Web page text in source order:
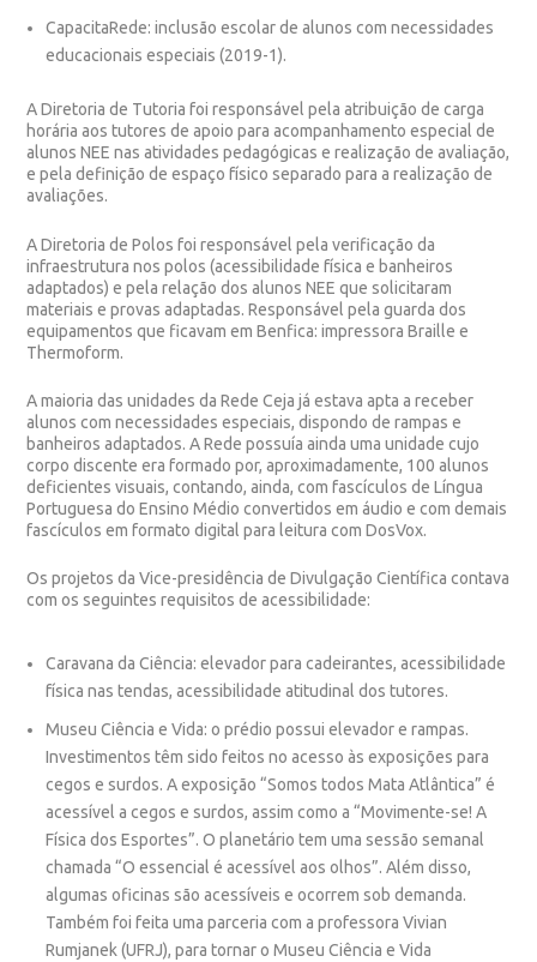
CapacitaRede: inclusão escolar de alunos com necessidades
educacionais especiais (2019-1).
ADiretoria de Tutoria foi responsável pela atribuição de carga
horária aos tutores de apoio para acompanhamento especial de
alunos NEE nas atividades pedagógicas e realização de avaliação,
e pela definição de espaço físico separado para a realização de
avaliações.
ADiretoria de Polos foi responsável pela verificação da
infraestrutura nos polos (acessibilidade física e banheiros
adaptados) e pela relação dos alunos NEE que solicitaram
materiais e provas adaptadas. Responsável pela guarda dos
equipamentos que ficavam em Benfica: impressora Braille e
Thermoform.
A maioria das unidades daRede Ceja já estava apta a receber
alunos com necessidades especiais, dispondo de rampas e
banheiros adaptados. A Rede possuía ainda uma unidade cujo
corpo discente era formado por, aproximadamente, 100 alunos
deficientes visuais, contando, ainda, com fascículos de Língua
Portuguesa do Ensino Médio convertidos em áudio e com demais
fascículos em formato digital para leitura com DosVox.
Os projetos daVice-presidência de Divulgação Científica contava
com os seguintes requisitos de acessibilidade:
Caravana da Ciência: elevador para cadeirantes, acessibilidade
física nas tendas, acessibilidade atitudinal dos tutores.
Museu Ciência e Vida: o prédio possui elevador e rampas.
Investimentos têm sido feitos no acesso às exposições para
cegos e surdos. A exposição “Somos todos Mata Atlântica” é
acessível a cegos e surdos, assim como a “Movimente-se! A
Física dos Esportes”. O planetário tem uma sessão semanal
chamada “O essencial é acessível aos olhos”. Além disso,
algumas oficinas são acessíveis e ocorrem sob demanda.
Também foi feita uma parceria com a professora Vivian
Rumjanek (UFRJ), para tornar o Museu Ciência e Vida